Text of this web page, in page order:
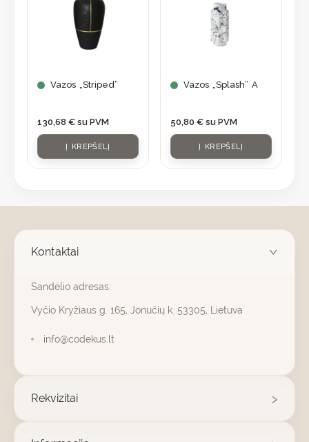
Vazos „Striped”
130,68 € su PVM
Į KREPŠELĮ
Vazos „Splash” A
50,80 € su PVM
Į KREPŠELĮ
Kontaktai
Sandėlio adresas:
Vyčio Kryžiaus g. 165, Jonučių k. 53305, Lietuva
info@codekus.lt
Rekvizitai